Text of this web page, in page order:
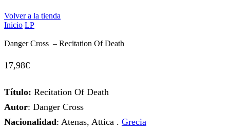
Volver a la tienda
Inicio LP
Danger Cross – Recitation Of Death
17,98€
Título: Recitation Of Death
Autor: Danger Cross
Nacionalidad: Atenas, Attica . Grecia